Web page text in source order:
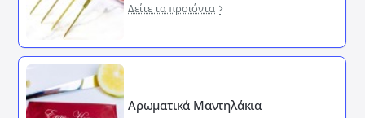
Δείτε τα προιόντα
Αρωματικά Μαντηλάκια